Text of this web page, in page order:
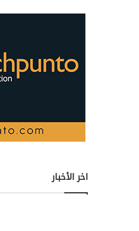
اخر الأخبار